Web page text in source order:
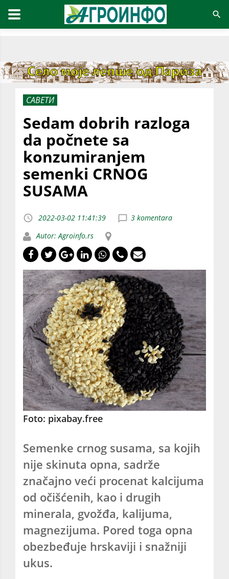
САВЕТИ
Sedam dobrih razloga
da počnete sa
konzumiranjem
semenki CRNOG
SUSAMA
2022-03-02 11:41:39
3 komentara
Autor: Agroinfo.rs
Foto: pixabay.free
Semenke crnog susama, sa kojih
nije skinuta opna, sadrže
značajno veći procenat kalcijuma
od očišćenih, kao i drugih
minerala, gvožđa, kalijuma,
magnezijuma. Pored toga opna
obezbeđuje hrskaviji i snažniji
ukus.